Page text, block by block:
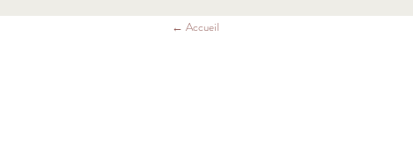
← Accueil